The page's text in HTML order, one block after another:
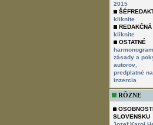
2015
kliknite
REDAKČNÁ
kliknite
OSTATNÉ
zásady a
autorov,
predplatné
inzercia
RÔZNE
SLOVENSKU